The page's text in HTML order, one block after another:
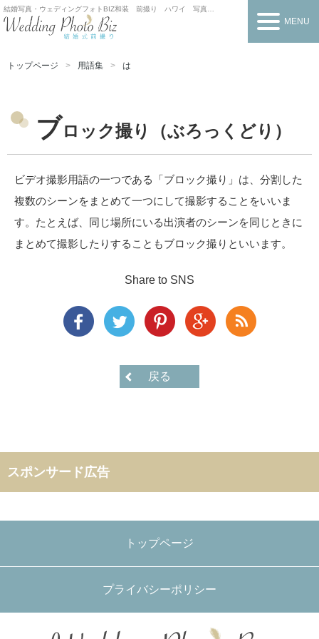
結婚写真・ウェディングフォトBIZ和装 前撮り ハワイ 写真だけの結婚式
MENU
トップページ 用語集 は
ブロック撮り（ぶろっくどり）
ビデオ撮影用語の一つである「ブロック撮り」は、分割した
複数のシーンをまとめて一つにして撮影することをいいま
す。たとえば、同じ場所にいる出演者のシーンを同じときに
まとめて撮影したりすることもブロック撮りといいます。
Share to SNS
戻る
スポンサード広告
トップページ
プライバシーポリシー